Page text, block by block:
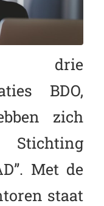
BDO,
zich
Met de
staat